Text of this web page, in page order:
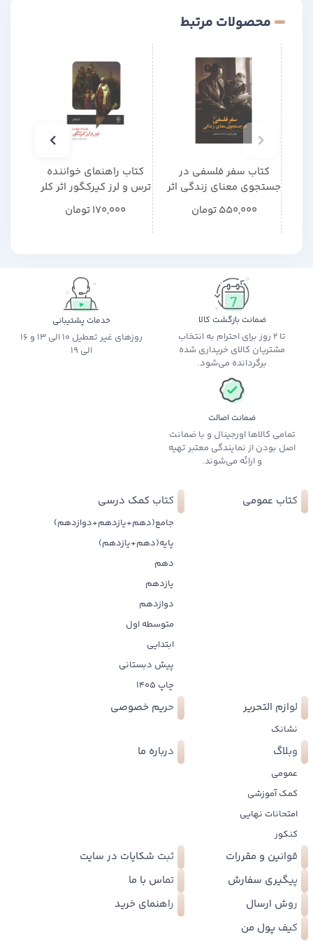
کتاب من چگونه اروین یالوم شدم
کتاب موهبت درمان
کتاب خیره به خورشید
کتاب مسئله ی مرگ و زندگی
محصولات مرتبط
کتاب سفر فلسفی در
جستجوی معنای زندگی اثر
یووال لوری
550,000تومان
کتاب راهنمای خواننده
ترس و لرز کیرکگور اثر کلر
کارلایل
170,000تومان
ضمانت بازگشت کالا
تا 2 روز برای احترام به انتخاب
مشتریان کالای خریداری شده
برگردانده می‌شود.
خدمات پشتیبانی
روزهای غیر تعطیل 10 الی 13 و 16
الی 19
ضمانت اصالت
تمامی کالاها اورجینال و با ضمانت
اصل بودن از نمایندگی معتبر تهیه
و ارائه می‌شوند.
کتاب عمومی کتاب کمک درسی
جامع(دهم+یازدهم+دوازدهم)
پایه(دهم+یازدهم)
دهم
یازدهم
دوازدهم
متوسطه اول
ابتدایی
پیش دبستانی
چاپ 1405
لوازم التحریر
نشانک
حریم خصوصی
وبلاگ
عمومی
کمک آموزشی
امتحانات نهایی
کنکور
درباره ما
قوانین و مقررات
ثبت شکایات در سایت
پیگیری سفارش
تماس با ما
روش ارسال
راهنمای خرید
کیف پول من